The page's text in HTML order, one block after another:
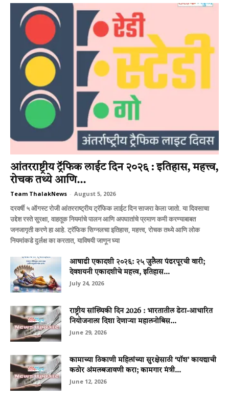
आंतरराष्ट्रीय ट्रॅफिक लाईट दिन २०२६ : इतिहास, महत्त्व,
रोचक तथ्ये आणि...
Team ThalakNews - August 5, 2026
दरवर्षी ५ ऑगस्ट रोजी आंतरराष्ट्रीय ट्रॅफिक लाईट दिन साजरा केला जातो. या दिवसाचा
उद्देश रस्ते सुरक्षा, वाहतूक नियमांचे पालन आणि अपघातांचे प्रमाण कमी करण्याबाबत
जनजागृती करणे हा आहे. ट्रॅफिक सिग्नलचा इतिहास, महत्त्व, रोचक तथ्ये आणि लोक
नियमांकडे दुर्लक्ष का करतात, याविषयी जाणून घ्या
आषाढी एकादशी २०२६: २५ जुलैला पंढरपूरची वारी;
देवशयनी एकादशीचे महत्त्व, इतिहास...
July 24, 2026
राष्ट्रीय सांख्यिकी दिन 2026 : भारतातील डेटा-आधारित
नियोजनाला दिशा देणाऱ्या महालनोबिस...
June 29, 2026
कामाच्या ठिकाणी महिलांच्या सुरक्षेसाठी ‘पॉश’ कायद्याची
कठोर अंमलबजावणी करा; कामगार मंत्री...
June 12, 2026